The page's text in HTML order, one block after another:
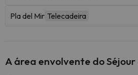
Pla del Mir Telecadeira
A área envolvente do